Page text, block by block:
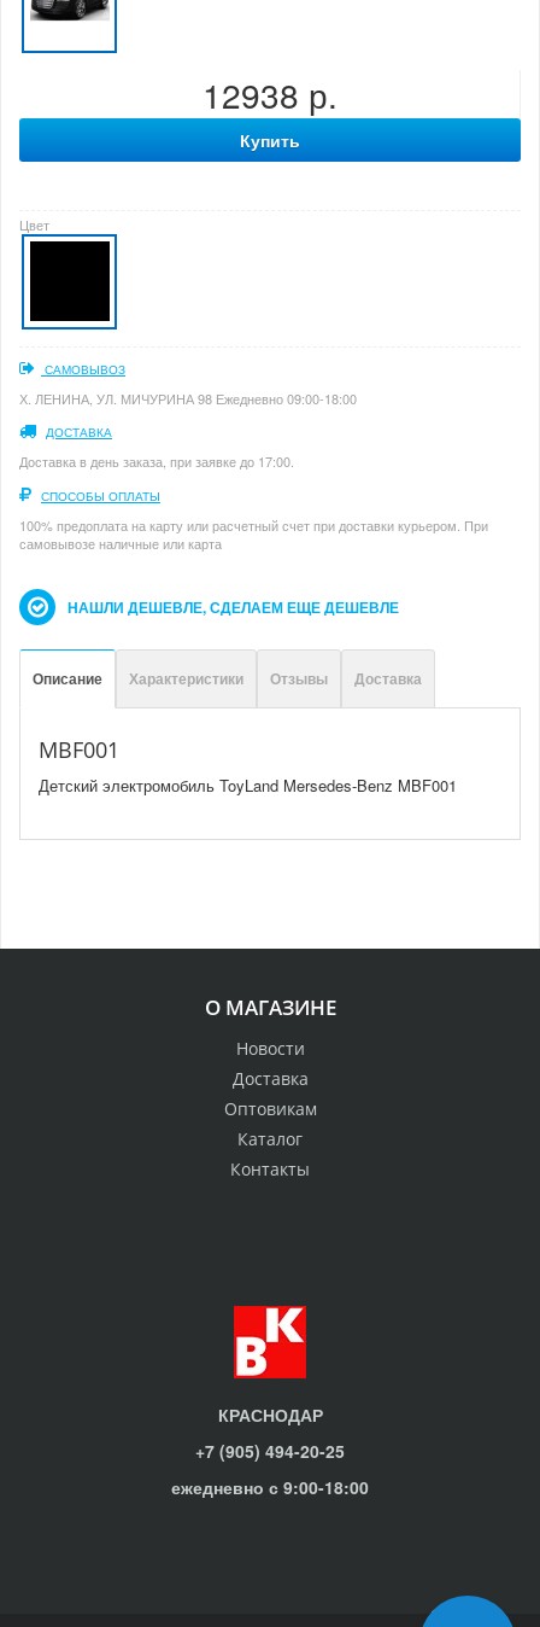
12938 р.
Купить
Цвет
САМОВЫВОЗ
Х. ЛЕНИНА, УЛ. МИЧУРИНА 98 Ежедневно 09:00-18:00
ДОСТАВКА
Доставка в день заказа, при заявке до 17:00.
СПОСОБЫ ОПЛАТЫ
100% предоплата на карту или расчетный счет при доставки курьером. При
самовывозе наличные или карта
НАШЛИ ДЕШЕВЛЕ, СДЕЛАЕМ ЕЩЕ ДЕШЕВЛЕ
Описание Характеристики Отзывы Доставка
MBF001
Детский электромобиль ToyLand Mersedes-Benz MBF001
О МАГАЗИНЕ
Новости
Доставка
Оптовикам
Каталог
Контакты
КРАСНОДАР
+7 (905) 494-20-25
ежедневно с 9:00-18:00